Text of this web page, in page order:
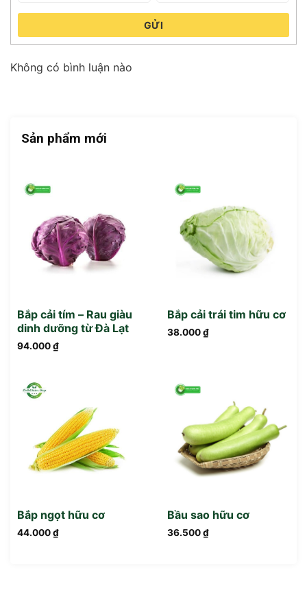
GỬI
Không có bình luận nào
Sản phẩm mới
Bắp cải tím – Rau giàu
dinh dưỡng từ Đà Lạt
94.000₫
Bắp cải trái tim hữu cơ
38.000₫
Bắp ngọt hữu cơ
44.000₫
Bầu sao hữu cơ
36.500₫